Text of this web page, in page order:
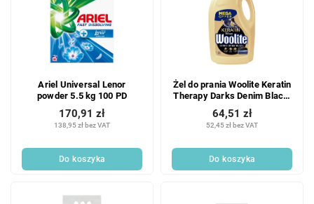
Ariel Universal Lenor
powder 5.5 kg 100 PD
138,95 zł bez VAT
170,91 zł
Do koszyka
Żel do prania Woolite Keratin
Therapy Darks Denim Black,
4,5 l, 75 dawek
52,45 zł bez VAT
64,51 zł
Do koszyka